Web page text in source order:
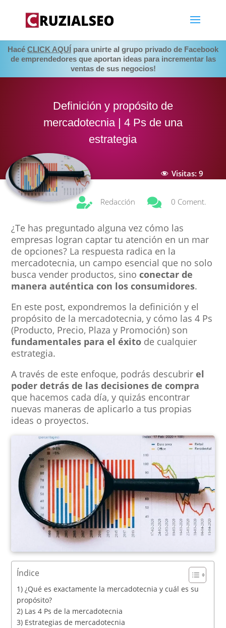
Hacé CLICK AQUÍ para unirte al grupo privado de Facebook
de emprendedores que aportan ideas para incrementar las
ventas de sus negocios!
Definición y propósito de
mercadotecnia | 4 Ps de una
estrategia
Visitas: 9
 Redacción  0 Coment.
¿Te has preguntado alguna vez cómo las
empresas logran captar tu atención en un mar
de opciones? La respuesta radica en la
mercadotecnia, un campo esencial que no solo
busca vender productos, sinoconectar de
manera auténtica con los consumidores.
En este post, expondremos la definición y el
propósito de la mercadotecnia, y cómo las 4 Ps
(Producto, Precio, Plaza y Promoción) son
fundamentales para el éxito de cualquier
estrategia.
A través de este enfoque, podrás descubrirel
poder detrás de las decisiones de compra
que hacemos cada día, y quizás encontrar
nuevas maneras de aplicarlo a tus propias
ideas o proyectos.
Índice
1) ¿Qué es exactamente la mercadotecnia y cuál es su
propósito?
2) Las 4 Ps de la mercadotecnia
3) Estrategias de mercadotecnia